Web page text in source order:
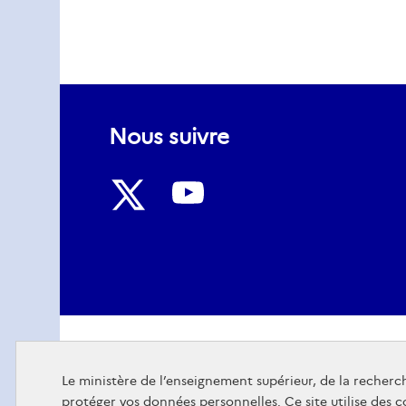
Nous suivre
TwitterYoutube
Le ministère de l’enseignement supérieur, de la
protéger vos données personnelles. Ce site utilise des